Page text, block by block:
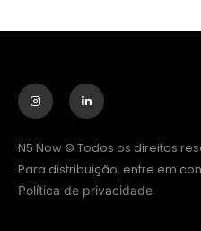
N5 Now © Todos os direitos
Para distribuição, entre em
Política de privacidade